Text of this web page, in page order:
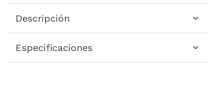
Descripción
Especificaciones